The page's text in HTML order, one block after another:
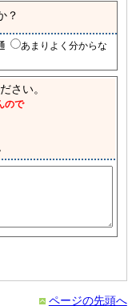
？
あまりよく分からな
さい。
ので
ページの先頭へ